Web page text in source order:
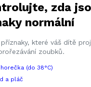
zda
normální
které váš dítě
zoubků.
(do 38°C)
a pláč